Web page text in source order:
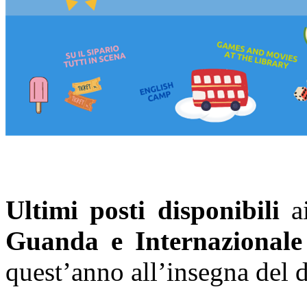
Ultimi posti disponibili
Guanda e
quest’anno all’insegna del